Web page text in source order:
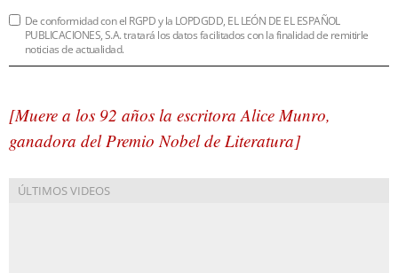
De conformidad con el RGPD y la LOPDGDD, EL LEÓN DE EL ESPAÑOL
PUBLICACIONES, S.A. tratará los datos facilitados con la finalidad de remitirle
noticias de actualidad.
[Muere a los 92 años la escritora Alice Munro,
ganadora del Premio Nobel de Literatura]